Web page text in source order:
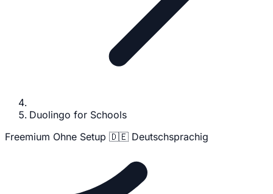
Duolingo for Schools
Freemium Ohne Setup 🇩🇪 Deutschsprachig